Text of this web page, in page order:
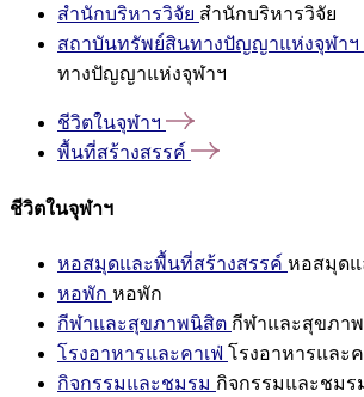
สำนักบริหารวิจัย สำนักบริหารวิจัย
สถาบันทรัพย์สินทางปัญญาแห่งจุฬาฯ
ทางปัญญาแห่งจุฬาฯ
ชีวิตในจุฬาฯ
พื้นที่สร้างสรรค์
ชีวิตในจุฬาฯ
หอสมุดและพื้นที่สร้างสรรค์ หอสมุดแ
หอพัก หอพัก
กีฬาและสุขภาพนิสิต กีฬาและสุขภา
โรงอาหารและคาเฟ่ โรงอาหารและค
กิจกรรมและชมรม กิจกรรมและชมร